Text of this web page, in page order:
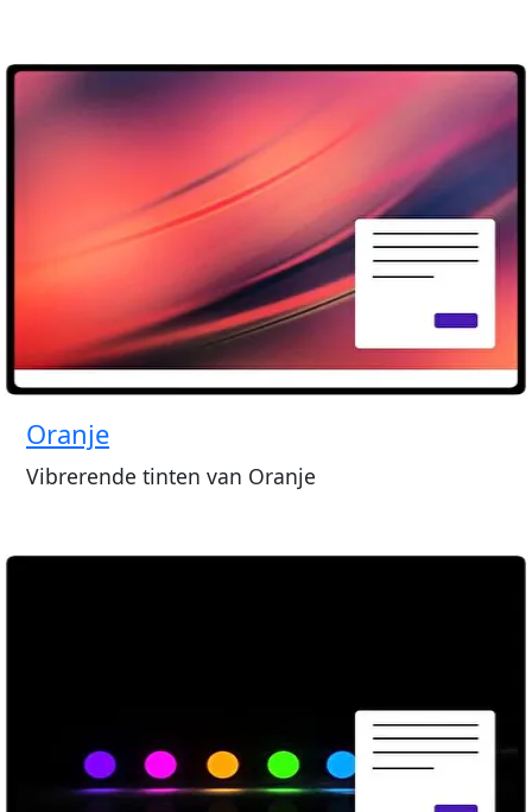
Oranje
Vibrerende tinten van Oranje